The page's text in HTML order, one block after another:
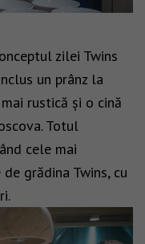
zilei Twins
un prânz la
rustică și o cină
Totul
cele mai
grădina Twins, cu